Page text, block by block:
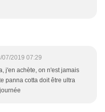
07/2019 07:29
j'en achète, on n'est jamais
panna cotta doit être ultra